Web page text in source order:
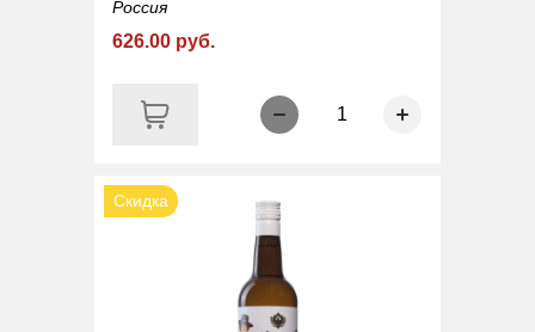
Россия
626.00 руб.
1
Скидка